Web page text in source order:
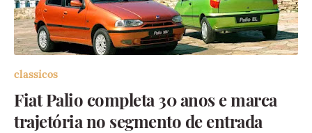
classicos
Fiat Palio completa 30 anos e marca
trajetória no segmento de entrada